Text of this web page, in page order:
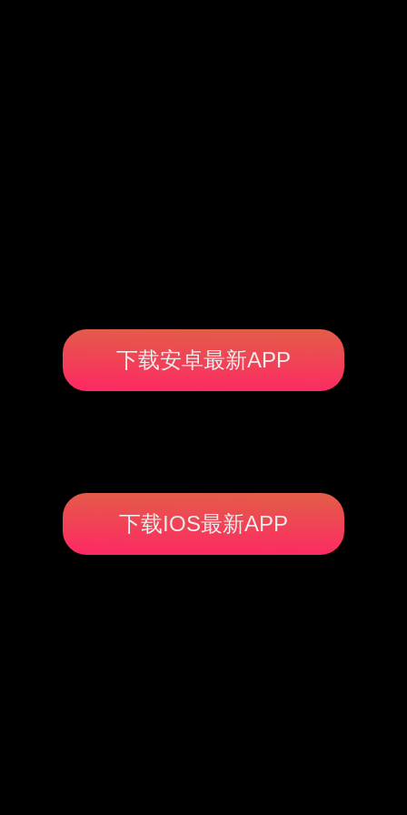
下载安卓最新APP
下载IOS最新APP